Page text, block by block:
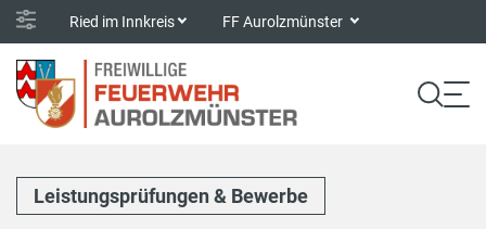
Ried im Innkreis FF Aurolzmünster
Leistungsprüfungen & Bewerbe